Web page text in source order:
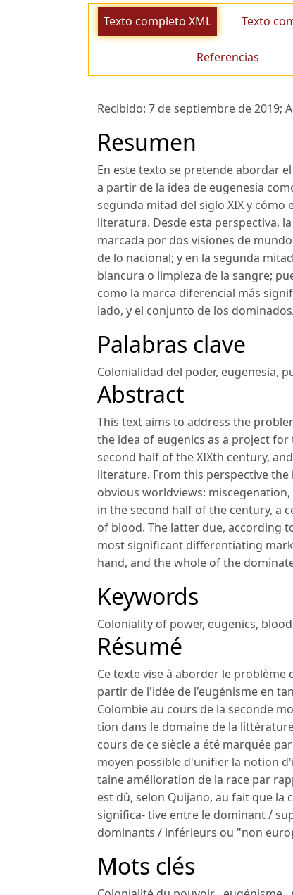
Texto completo XML Texto
Referencias
Recibido: 7 de septiembre de 2019;
Resumen
En este texto se pretende abordar
a partir de la idea de eugenesia
segunda mitad del siglo XIX y
literatura. Desde esta perspectiva,
marcada por dos visiones de
de lo nacional; y en la segunda
blancura o limpieza de la sangre;
como la marca diferencial más
lado, y el conjunto de los
Palabras clave
Colonialidad del poder, eugenesia,
Abstract
This text aims to address the
the idea of eugenics as a project
second half of the XIXth century,
literature. From this perspective
obvious worldviews:
in the second half of the century, a
of blood. The latter due, according
most significant differentiating
hand, and the whole of the
Keywords
Coloniality of power, eugenics,
Résumé
Ce texte vise à aborder le
partir de l'idée de l'eugénisme en
Colombie au cours de la seconde
tion dans le domaine de la
cours de ce siècle a été marquée
moyen possible d'unifier la notion
taine amélioration de la race par
est dû, selon Quijano, au fait que
significa- tive entre le dominant /
dominants / inférieurs ou "non
Mots clés